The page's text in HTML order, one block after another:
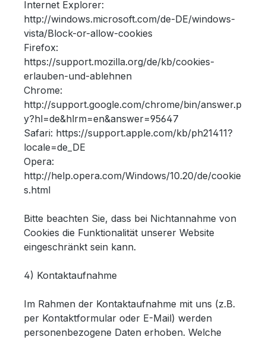
Internet Explorer:
http://windows.microsoft.com/de-DE/windows-
vista/Block-or-allow-cookies
Firefox:
https://support.mozilla.org/de/kb/cookies-
erlauben-und-ablehnen
Chrome:
http://support.google.com/chrome/bin/answer.p
y?hl=de&hlrm=en&answer=95647
Safari: https://support.apple.com/kb/ph21411?
locale=de_DE
Opera:
http://help.opera.com/Windows/10.20/de/cookie
s.html
Bitte beachten Sie, dass bei Nichtannahme von
Cookies die Funktionalität unserer Website
eingeschränkt sein kann.
4) Kontaktaufnahme
Im Rahmen der Kontaktaufnahme mit uns (z.B.
per Kontaktformular oder E-Mail) werden
personenbezogene Daten erhoben. Welche